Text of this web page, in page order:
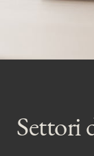
Settori